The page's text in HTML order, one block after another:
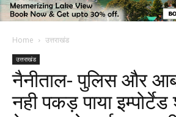
Home उत्तराखंड
उत्तराखंड
नैनीताल- पुलिस और
नही पकड़ पाया इम्पोर्टेड